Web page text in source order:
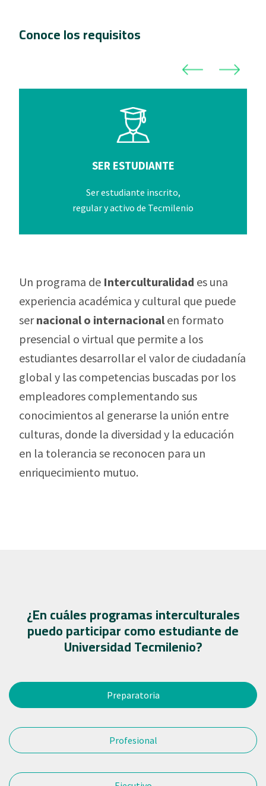
Conoce los requisitos
Un programa de Interculturalidad es una
experiencia académica y cultural que puede
sernacional o internacionalen formato
presencial o virtual que permite a los
estudiantes desarrollar el valor de ciudadanía
global y las competencias buscadas por los
empleadores complementando sus
conocimientos al generarse la unión entre
culturas, donde la diversidad y la educación
en la tolerancia se reconocen para un
enriquecimiento mutuo.
¿En cuáles programas interculturales
puedo participar como estudiante de
Universidad Tecmilenio?